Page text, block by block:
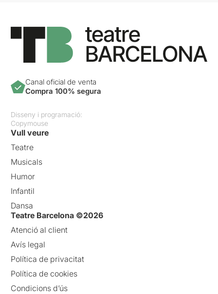
Canal oficial de venta
Compra 100% segura
Disseny i programació:
Copymouse
Vull veure
Teatre
Musicals
Humor
Infantil
Dansa
Teatre Barcelona ©2026
Atenció al client
Avís legal
Política de privacitat
Política de cookies
Condicions d’ús